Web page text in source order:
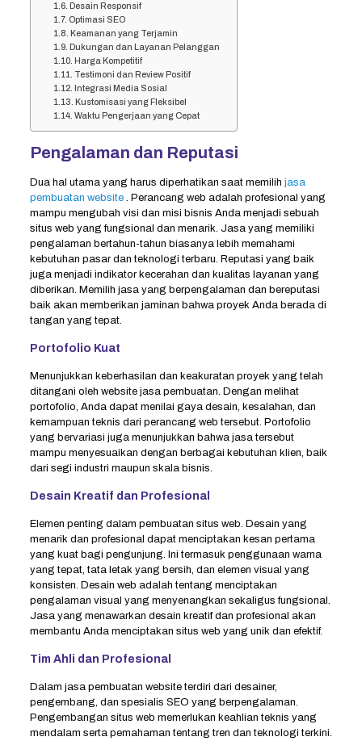
Desain Responsif
Optimasi SEO
Keamanan yang Terjamin
Dukungan dan Layanan Pelanggan
Harga Kompetitif
Testimoni dan Review Positif
Integrasi Media Sosial
Kustomisasi yang Fleksibel
Waktu Pengerjaan yang Cepat
Pengalaman dan Reputasi
Dua hal utama yang harus diperhatikan saat memilih jasa
pembuatan website. Perancang web adalah profesional yang
mampu mengubah visi dan misi bisnis Anda menjadi sebuah
situs web yang fungsional dan menarik. Jasa yang memiliki
pengalaman bertahun-tahun biasanya lebih memahami
kebutuhan pasar dan teknologi terbaru. Reputasi yang baik
juga menjadi indikator kecerahan dan kualitas layanan yang
diberikan. Memilih jasa yang berpengalaman dan bereputasi
baik akan memberikan jaminan bahwa proyek Anda berada di
tangan yang tepat.
Portofolio Kuat
Menunjukkan keberhasilan dan keakuratan proyek yang telah
ditangani oleh website jasa pembuatan. Dengan melihat
portofolio, Anda dapat menilai gaya desain, kesalahan, dan
kemampuan teknis dari perancang web tersebut. Portofolio
yang bervariasi juga menunjukkan bahwa jasa tersebut
mampu menyesuaikan dengan berbagai kebutuhan klien, baik
dari segi industri maupun skala bisnis.
Desain Kreatif dan Profesional
Elemen penting dalam pembuatan situs web. Desain yang
menarik dan profesional dapat menciptakan kesan pertama
yang kuat bagi pengunjung. Ini termasuk penggunaan warna
yang tepat, tata letak yang bersih, dan elemen visual yang
konsisten. Desain web adalah tentang menciptakan
pengalaman visual yang menyenangkan sekaligus fungsional.
Jasa yang menawarkan desain kreatif dan profesional akan
membantu Anda menciptakan situs web yang unik dan efektif.
Tim Ahli dan Profesional
Dalam jasa pembuatan website terdiri dari desainer,
pengembang, dan spesialis SEO yang berpengalaman.
Pengembangan situs web memerlukan keahlian teknis yang
mendalam serta pemahaman tentang tren dan teknologi terkini.